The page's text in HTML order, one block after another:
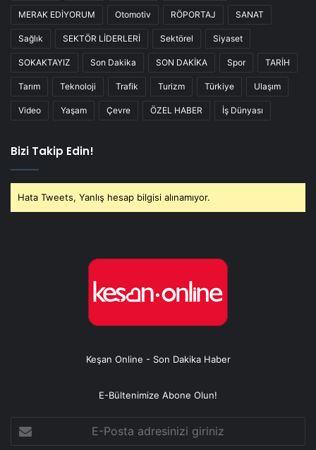
MERAK EDİYORUM Otomotiv RÖPORTAJ SANAT
Sağlık SEKTÖR LİDERLERİ Sektörel Siyaset
SOKAKTAYIZ Son Dakika SON DAKİKA Spor TARİH
Tarım Teknoloji Trafik Turizm Türkiye Ulaşım
Video Yaşam Çevre ÖZEL HABER İş Dünyası
Bizi Takip Edin!
Hata Tweets, Yanlış hesap bilgisi alınamıyor.
Keşan Online - Son Dakika Haber
E-Bültenimize Abone Olun!
Posta